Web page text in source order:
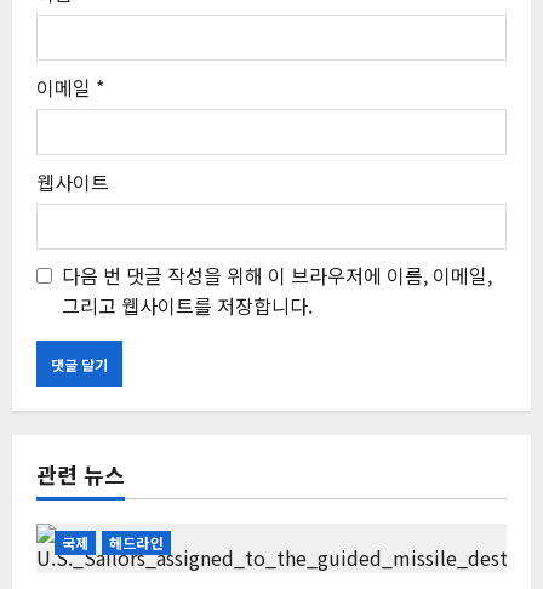
이메일 *
웹사이트
다음 번 댓글 작성을 위해 이 브라우저에 이름, 이메일,
그리고 웹사이트를 저장합니다.
관련 뉴스
국제 헤드라인